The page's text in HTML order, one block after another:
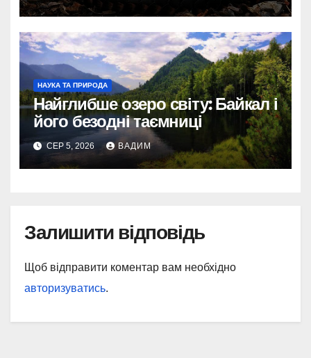
НАУКА ТА ПРИРОДА
Найглибше озеро світу: Байкал і
його безодні таємниці
СЕР 5, 2026 ВАДИМ
Залишити відповідь
Щоб відправити коментар вам необхідно
авторизуватись.